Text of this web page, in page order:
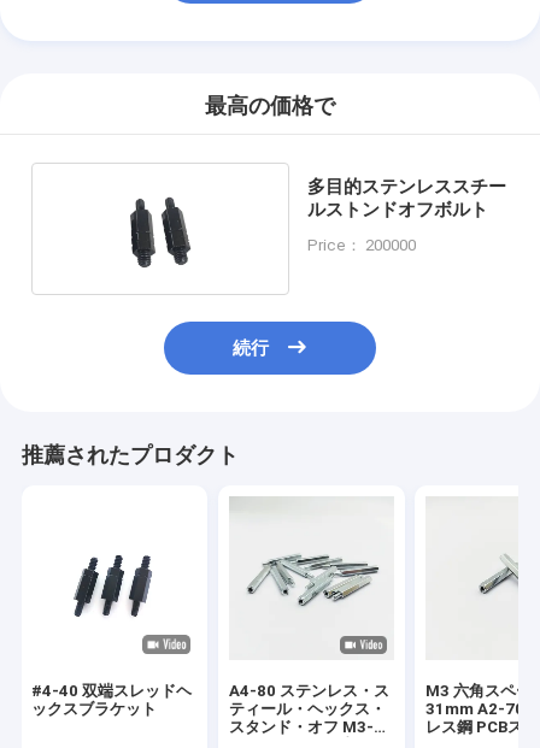
最高の価格で
多目的ステンレススチー
ルストンドオフボルト
Price： 200000
続行
推薦されたプロダクト
#4-40 双端スレッドヘ
ックスブラケット
A4-80 ステンレス・ス
ティール・ヘックス・
スタンド・オフ M3-
M3 六角スペー
31mm A2-70
レス鋼 PCBス